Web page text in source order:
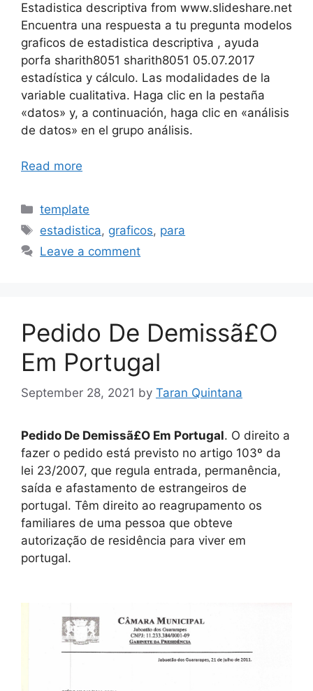
Estadistica descriptiva from www.slideshare.net
Encuentra una respuesta a tu pregunta modelos
graficos de estadistica descriptiva , ayuda
porfa sharith8051 sharith8051 05.07.2017
estadística y cálculo. Las modalidades de la
variable cualitativa. Haga clic en la pestaña
«datos» y, a continuación, haga clic en «análisis
de datos» en el grupo análisis.
Read more
Categories
template
Tags
estadistica, graficos, para
Leave a comment
Pedido De Demissã£O
Em Portugal
September 28, 2021 by Taran Quintana
Pedido De Demissã£O Em Portugal. O direito a
fazer o pedido está previsto no artigo 103º da
lei 23/2007, que regula entrada, permanência,
saída e afastamento de estrangeiros de
portugal. Têm direito ao reagrupamento os
familiares de uma pessoa que obteve
autorização de residência para viver em
portugal.